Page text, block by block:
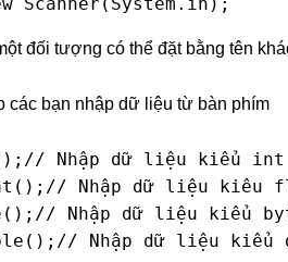
đối tượng có thể đặt bằng tên
các bạn nhập dữ liệu từ bàn phím
Nhập dữ liệu kiểu int
Nhập dữ liệu kiêu
Nhập dữ liệu kiểu
Nhập dữ liệu kiểu